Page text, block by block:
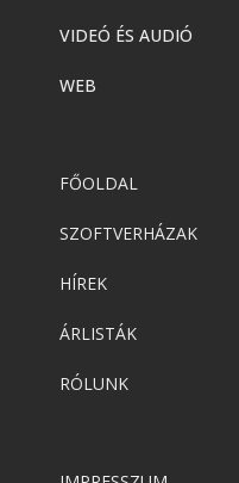
VIDEÓ ÉS AUDIÓ
WEB
FŐOLDAL
SZOFTVERHÁZAK
HÍREK
ÁRLISTÁK
RÓLUNK